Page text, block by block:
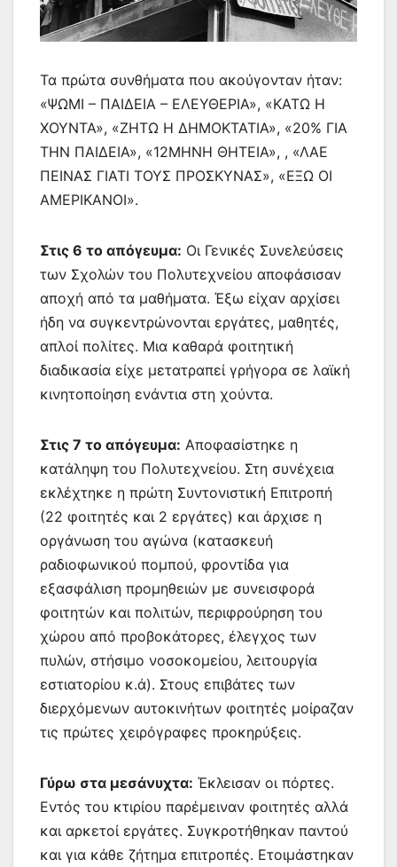
Τα πρώτα συνθήματα που ακούγονταν ήταν:
«ΨΩΜΙ – ΠΑΙΔΕΙΑ – ΕΛΕΥΘΕΡΙΑ», «ΚΑΤΩ Η
ΧΟΥΝΤΑ», «ΖΗΤΩ Η ΔΗΜΟΚΤΑΤΙΑ», «20% ΓΙΑ
ΤΗΝ ΠΑΙΔΕΙΑ», «12ΜΗΝΗ ΘΗΤΕΙΑ», , «ΛΑΕ
ΠΕΙΝΑΣ ΓΙΑΤΙ ΤΟΥΣ ΠΡΟΣΚΥΝΑΣ», «ΕΞΩ ΟΙ
ΑΜΕΡΙΚΑΝΟΙ».
Στις 6 το απόγευμα: Οι Γενικές Συνελεύσεις
των Σχολών του Πολυτεχνείου αποφάσισαν
αποχή από τα μαθήματα. Έξω είχαν αρχίσει
ήδη να συγκεντρώνονται εργάτες, μαθητές,
απλοί πολίτες. Μια καθαρά φοιτητική
διαδικασία είχε μετατραπεί γρήγορα σε λαϊκή
κινητοποίηση ενάντια στη χούντα.
Στις 7 το απόγευμα: Αποφασίστηκε η
κατάληψη του Πολυτεχνείου. Στη συνέχεια
εκλέχτηκε η πρώτη Συντονιστική Επιτροπή
(22 φοιτητές και 2 εργάτες) και άρχισε η
οργάνωση του αγώνα (κατασκευή
ραδιοφωνικού πομπού, φροντίδα για
εξασφάλιση προμηθειών με συνεισφορά
φοιτητών και πολιτών, περιφρούρηση του
χώρου από προβοκάτορες, έλεγχος των
πυλών, στήσιμο νοσοκομείου, λειτουργία
εστιατορίου κ.ά). Στους επιβάτες των
διερχόμενων αυτοκινήτων φοιτητές μοίραζαν
τις πρώτες χειρόγραφες προκηρύξεις.
Γύρω στα μεσάνυχτα: Έκλεισαν οι πόρτες.
Εντός του κτιρίου παρέμειναν φοιτητές αλλά
και αρκετοί εργάτες. Συγκροτήθηκαν παντού
και για κάθε ζήτημα επιτροπές. Ετοιμάστηκαν